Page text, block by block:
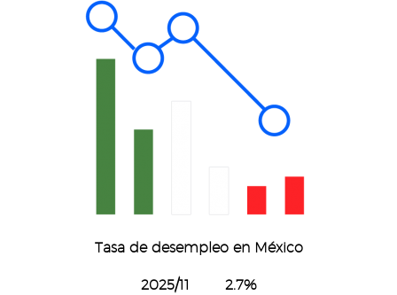
Tasa de desempleo en México
2025/11 2.7%